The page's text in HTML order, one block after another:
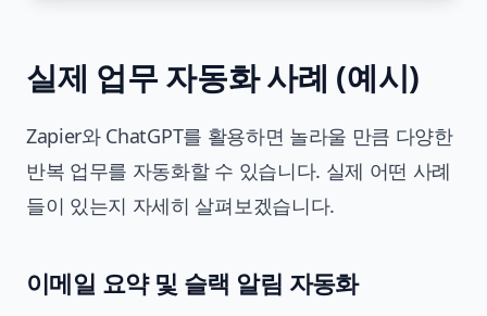
실제 업무 자동화 사례 (예시)
Zapier와 ChatGPT를 활용하면 놀라울 만큼 다양한
반복 업무를 자동화할 수 있습니다. 실제 어떤 사례
들이 있는지 자세히 살펴보겠습니다.
이메일 요약 및 슬랙 알림 자동화